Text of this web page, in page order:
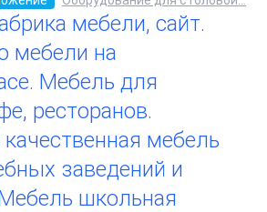
мебели, сайт.
мебели на
Мебель для
ресторанов.
мебель
заведений и
школьная